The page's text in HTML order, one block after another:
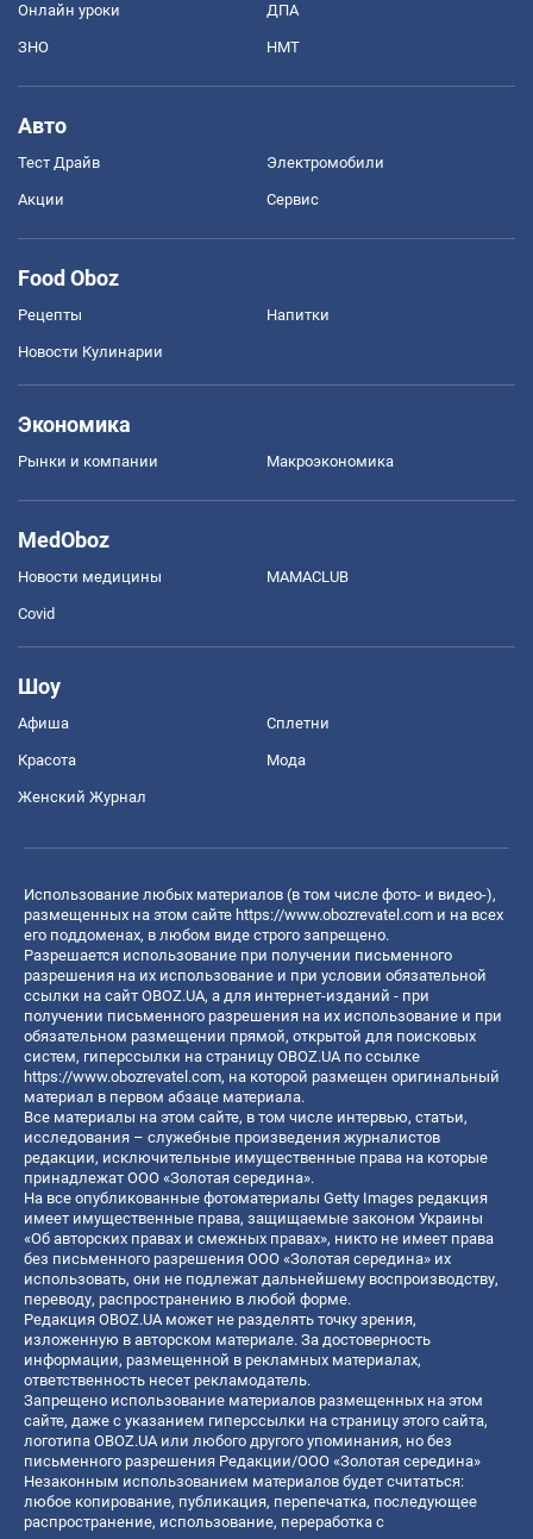
Онлайн уроки ДПА
ЗНО НМТ
Авто
Тест Драйв Электромобили
Акции Сервис
Food Oboz
Рецепты Напитки
Новости Кулинарии
Экономика
Рынки и компании Mакроэкономика
MedOboz
Новости медицины MAMACLUB
Covid
Шоу
Афиша Сплетни
Красота Мода
Женский Журнал
Использование любых материалов (в том числе фото- и видео-),
размещенных на этом сайте https://www.obozrevatel.com и на всех
его поддоменах, в любом виде строго запрещено.
Разрешается использование при получении письменного
разрешения на их использование и при условии обязательной
ссылки на сайт OBOZ.UA, а для интернет-изданий - при
получении письменного разрешения на их использование и при
обязательном размещении прямой, открытой для поисковых
систем, гиперссылки на страницу OBOZ.UA по ссылке
https://www.obozrevatel.com, на которой размещен оригинальный
материал в первом абзаце материала.
Все материалы на этом сайте, в том числе интервью, статьи,
исследования – служебные произведения журналистов
редакции, исключительные имущественные права на которые
принадлежат ООО «Золотая середина».
На все опубликованные фотоматериалы Getty Images редакция
имеет имущественные права, защищаемые законом Украины
«Об авторских правах и смежных правах», никто не имеет права
без письменного разрешения ООО «Золотая середина» их
использовать, они не подлежат дальнейшему воспроизводству,
переводу, распространению в любой форме.
Редакция OBOZ.UA может не разделять точку зрения,
изложенную в авторском материале. За достоверность
информации, размещенной в рекламных материалах,
ответственность несет рекламодатель.
Запрещено использование материалов размещенных на этом
сайте, даже с указанием гиперссылки на страницу этого сайта,
логотипа OBOZ.UA или любого другого упоминания, но без
письменного разрешения Редакции/ООО «Золотая середина»
Незаконным использованием материалов будет считаться:
любое копирование, публикация, перепечатка, последующее
распространение, использование, переработка с